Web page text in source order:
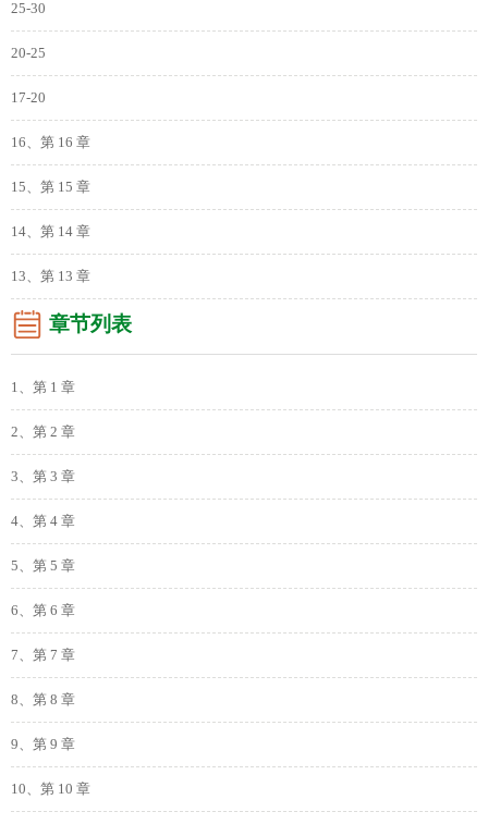
25-30
20-25
17-20
16、第 16 章
15、第 15 章
14、第 14 章
13、第 13 章
章节列表
1、第 1 章
2、第 2 章
3、第 3 章
4、第 4 章
5、第 5 章
6、第 6 章
7、第 7 章
8、第 8 章
9、第 9 章
10、第 10 章